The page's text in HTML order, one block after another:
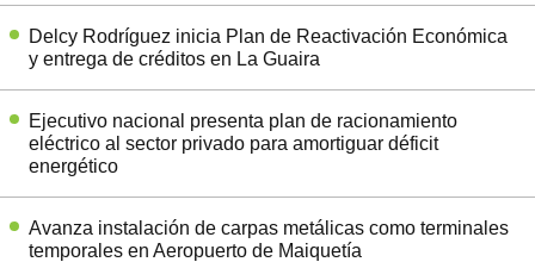
Delcy Rodríguez inicia Plan de Reactivación Económica
y entrega de créditos en La Guaira
Ejecutivo nacional presenta plan de racionamiento
eléctrico al sector privado para amortiguar déficit
energético
Avanza instalación de carpas metálicas como terminales
temporales en Aeropuerto de Maiquetía